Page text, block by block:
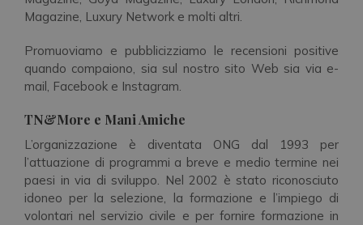
Magazine, Luxury Network e molti altri.
Promuoviamo e pubblicizziamo le recensioni positive
quando compaiono, sia sul nostro sito Web sia via e-
mail, Facebook e Instagram.
TN&More e Mani Amiche
L’organizzazione è diventata ONG dal 1993 per
l’attuazione di programmi a breve e medio termine nei
paesi in via di sviluppo. Nel 2002 è stato riconosciuto
idoneo per la selezione, la formazione e l’impiego di
volontari nel servizio civile e per fornire formazione in